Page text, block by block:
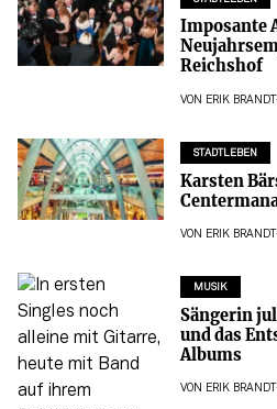
Imposante
Reichshof
VON ERIK
STADTLEBEN
Karsten
VON ERIK
MUSIK
Sängerin
und das
Albums
VON ERIK